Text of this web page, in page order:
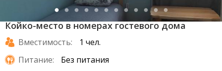
Койко-место в номерах гостевого дома
Вместимость:
1 чел.
Питание:
Без питания